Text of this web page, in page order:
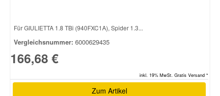
Für GIULIETTA 1.8 TBi (940FXC1A), Spider 1.3...
Vergleichsnummer: 6000629435
166,68 €
inkl. 19% MwSt. Gratis Versand *
Zum Artikel